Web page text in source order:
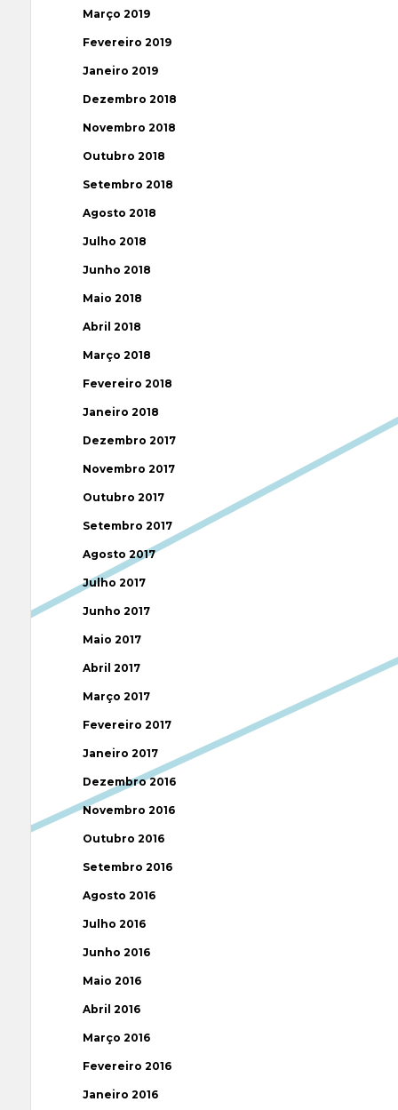
Março 2019
Fevereiro 2019
Janeiro 2019
Dezembro 2018
Novembro 2018
Outubro 2018
Setembro 2018
Agosto 2018
Julho 2018
Junho 2018
Maio 2018
Abril 2018
Março 2018
Fevereiro 2018
Janeiro 2018
Dezembro 2017
Novembro 2017
Outubro 2017
Setembro 2017
Agosto 2017
Julho 2017
Junho 2017
Maio 2017
Abril 2017
Março 2017
Fevereiro 2017
Janeiro 2017
Dezembro 2016
Novembro 2016
Outubro 2016
Setembro 2016
Agosto 2016
Julho 2016
Junho 2016
Maio 2016
Abril 2016
Março 2016
Fevereiro 2016
Janeiro 2016